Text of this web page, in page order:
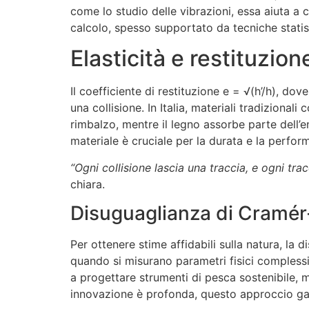
come lo studio delle vibrazioni, essa aiuta a
calcolo, spesso supportato da tecniche
Elasticità e
Il coefficiente di restituzione e = √(h’/h),
una collisione. In Italia, materiali tradizionali
rimbalzo, mentre il legno assorbe parte
materiale è cruciale per la durata e la
“Ogni collisione lascia una traccia, e ogni
chiara.
Disuguaglianza di
Per ottenere stime affidabili sulla natura, la
quando si misurano parametri fisici
a progettare strumenti di pesca sostenibile,
innovazione è profonda, questo approccio